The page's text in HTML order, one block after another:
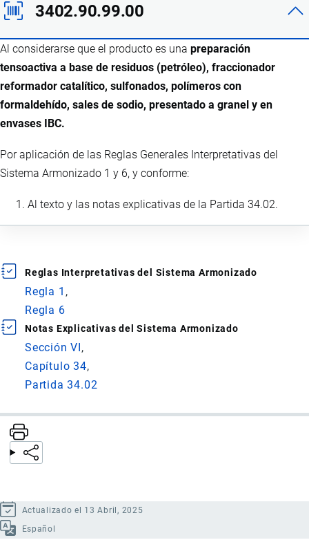
3402.90.99.00
Al considerarse que el producto es una preparación
tensoactiva a base de residuos (petróleo), fraccionador
reformador catalítico, sulfonados, polímeros con
formaldehído, sales de sodio, presentado a granel y en
envases IBC.
Por aplicación de las Reglas Generales Interpretativas del
Sistema Armonizado 1 y 6, y conforme:
Al texto y las notas explicativas de la Partida 34.02.
Reglas Interpretativas del Sistema Armonizado
Regla 1
Regla 6
Notas Explicativas del Sistema Armonizado
Sección VI
Capítulo 34
Partida 34.02
Actualizado el 13 Abril, 2025
Español